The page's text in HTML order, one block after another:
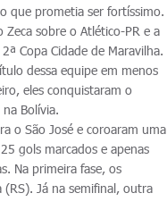
que prometia ser fortíssimo.
Zeca sobre o Atlético-PR e a
Copa Cidade de Maravilha.
dessa equipe em menos
eles conquistaram o
Bolívia.
o São José e coroaram uma
gols marcados e apenas
Na primeira fase, os
(RS). Já na semifinal, outra